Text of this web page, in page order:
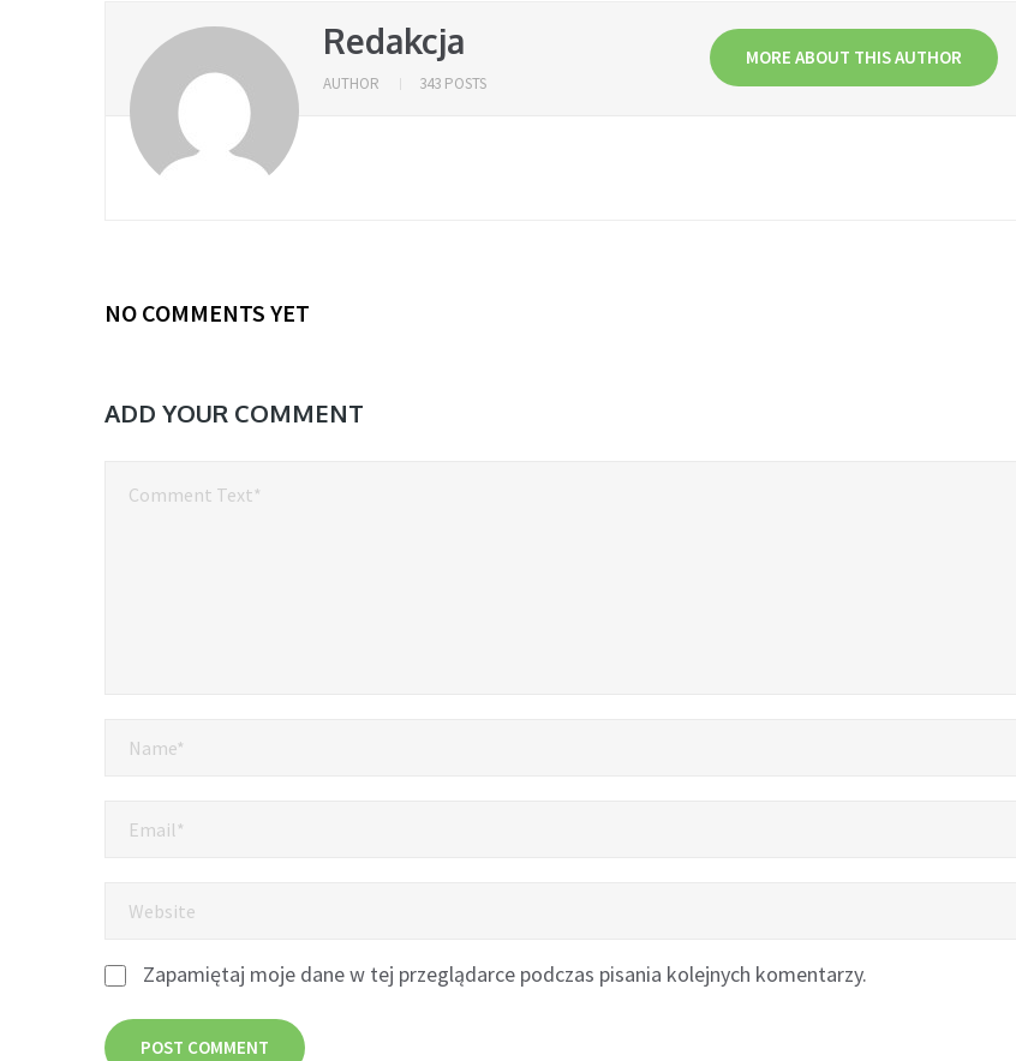
Redakcja MORE ABOUT THIS AUTHOR
AUTHOR 343 POSTS
NO COMMENTS YET
ADD YOUR COMMENT
Zapamiętaj moje dane w tej przeglądarce podczas pisania kolejnych komentarzy.